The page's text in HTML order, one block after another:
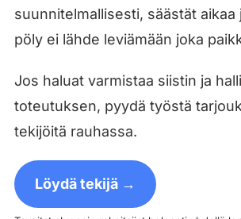
suunnitelmallisesti, säästät aikaa
pöly ei lähde leviämään joka
Jos haluat varmistaa siistin ja
toteutuksen, pyydä työstä
tekijöitä rauhassa.
Löydä tekijä →